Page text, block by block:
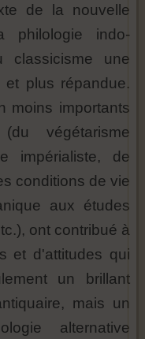
de la nouvelle
philologie indo-
classicisme une
plus répandue.
moins importants
végétarisme
impérialiste, de
conditions de vie
aux études
ont contribué à
et d'attitudes qui
un brillant
mais un
alternative